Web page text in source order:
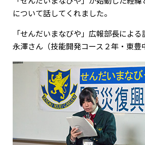
について話してくれました。
「せんだいまなびや」広報部長による
永澤さん（技能開発コース２年・東豊